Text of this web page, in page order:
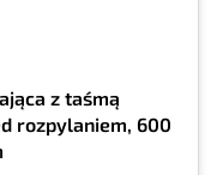
z taśmą
rozpylaniem, 600